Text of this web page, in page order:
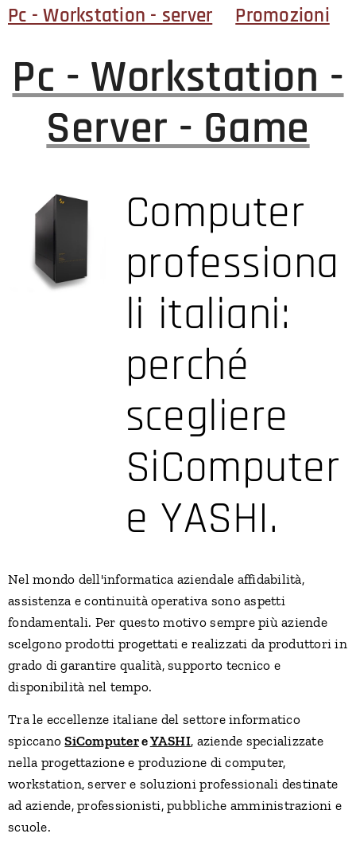
Pc - Workstation - server Promozioni
Pc - Workstation -
Server - Game
Computer
professiona
li italiani:
perché
scegliere
SiComputer
e YASHI.
Nel mondo dell'informatica aziendale affidabilità,
assistenza e continuità operativa sono aspetti
fondamentali. Per questo motivo sempre più aziende
scelgono prodotti progettati e realizzati da produttori in
grado di garantire qualità, supporto tecnico e
disponibilità nel tempo.
Tra le eccellenze italiane del settore informatico
spiccanoSiComputereYASHI, aziende specializzate
nella progettazione e produzione di computer,
workstation, server e soluzioni professionali destinate
ad aziende, professionisti, pubbliche amministrazioni e
scuole.